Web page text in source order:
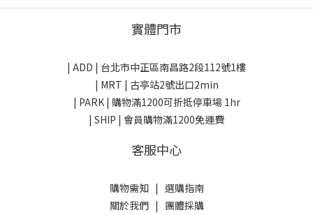
實體門市
| ADD | 台北市中正區南昌路2段112號1樓
| MRT | 古亭站2號出口2min
| PARK | 購物滿1200可折抵停車場 1hr
| SHIP | 會員購物滿1200免運費
客服中心
購物需知| 選購指南
關於我們| 團體採購